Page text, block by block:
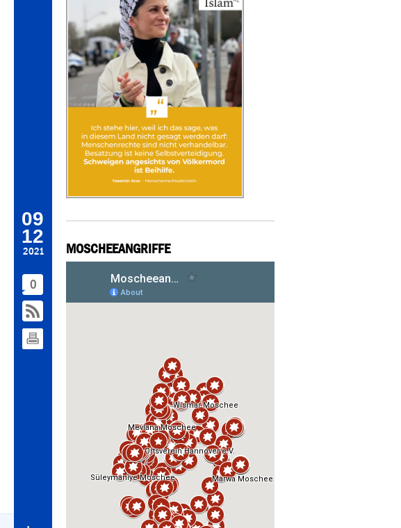
09
12
2021
0
MOSCHEEANGRIFFE